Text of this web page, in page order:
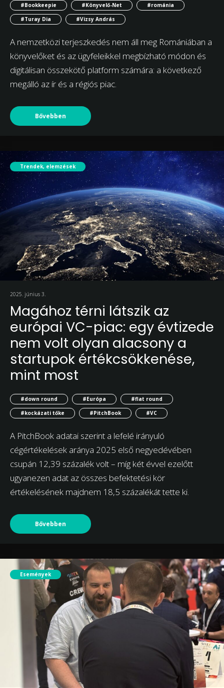
#Bookkeepie #Könyvelő-Net
#románia
#Turay Dia
#Vizsy András
A nemzetközi terjeszkedés nem áll meg Romániában a
könyvelőket és az ügyfeleikkel megbízható módon és
digitálisan összekötő platform számára: a következő
megálló az ír és a régiós piac.
Bővebben
Trendek, elemzések
2025. június 3.
Magához térni látszik az
európai VC-piac: egy évtizede
nem volt olyan alacsony a
startupok értékcsökkenése,
mint most
#down round #Európa
#flat round
#kockázati tőke
#PitchBook #VC
A PitchBook adatai szerint a lefelé irányuló
cégértékelések aránya 2025 első negyedévében
csupán 12,39 százalék volt – míg két évvel ezelőtt
ugyanezen adat az összes befektetési kör
értékelésének majdnem 18,5 százalékát tette ki.
Bővebben
Események